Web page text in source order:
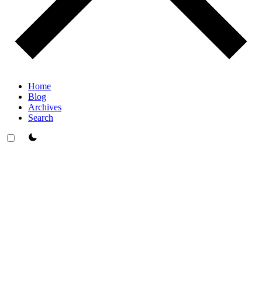
Home
Blog
Archives
Search
theme switcher